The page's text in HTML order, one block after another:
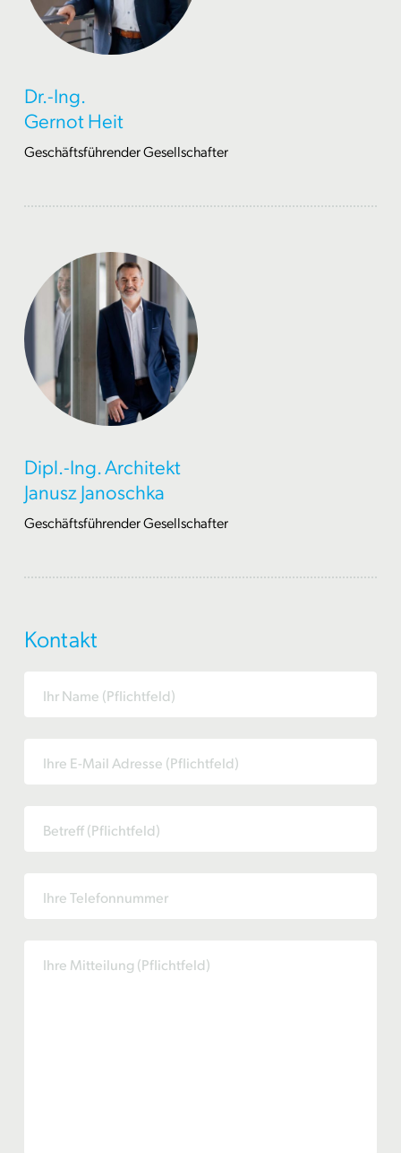
Dr.-Ing.
Gernot Heit
Geschäftsführender Gesellschafter
Dipl.-Ing. Architekt
Janusz Janoschka
Geschäftsführender Gesellschafter
Kontakt